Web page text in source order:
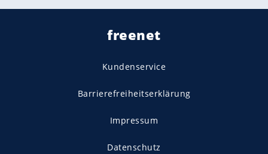
freenet
Kundenservice
Barrierefreiheitserklärung
Impressum
Datenschutz